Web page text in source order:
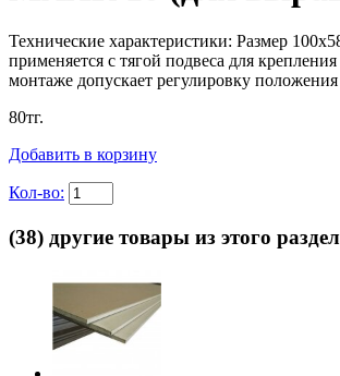
Технические характеристики: Размер
применяется с тягой подвеса для
монтаже допускает регулировку
80тг.
Добавить в корзину
Кол-во:
(38) другие товары из этого